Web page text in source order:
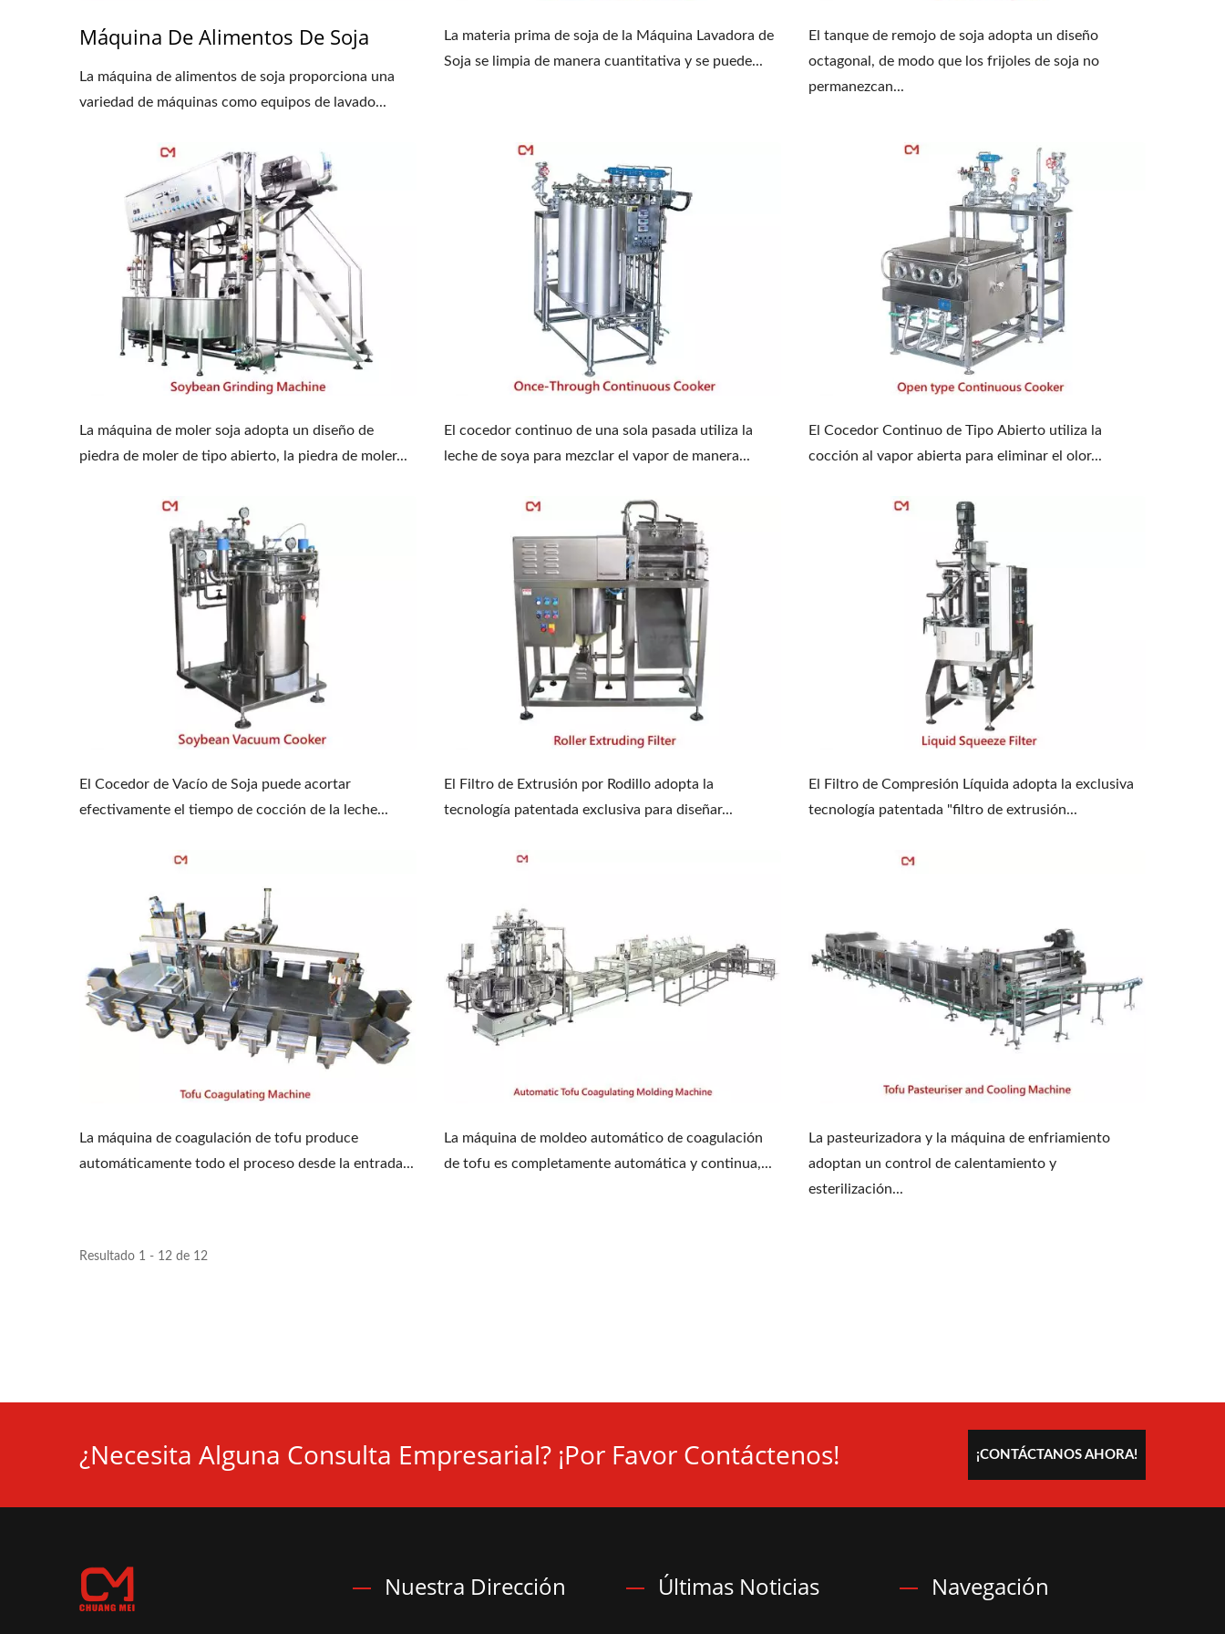
Máquina De Alimentos De Soja
La máquina de alimentos de soja proporciona una
variedad de máquinas como equipos de lavado...
La materia prima de soja de la Máquina Lavadora de
Soja se limpia de manera cuantitativa y se puede...
El tanque de remojo de soja adopta un diseño
octagonal, de modo que los frijoles de soja no
permanezcan...
La máquina de moler soja adopta un diseño de
piedra de moler de tipo abierto, la piedra de moler...
El cocedor continuo de una sola pasada utiliza la
leche de soya para mezclar el vapor de manera...
El Cocedor Continuo de Tipo Abierto utiliza la
cocción al vapor abierta para eliminar el olor...
El Cocedor de Vacío de Soja puede acortar
efectivamente el tiempo de cocción de la leche...
El Filtro de Extrusión por Rodillo adopta la
tecnología patentada exclusiva para diseñar...
El Filtro de Compresión Líquida adopta la exclusiva
tecnología patentada "filtro de extrusión...
La máquina de coagulación de tofu produce
automáticamente todo el proceso desde la entrada...
La máquina de moldeo automático de coagulación
de tofu es completamente automática y continua,...
La pasteurizadora y la máquina de enfriamiento
adoptan un control de calentamiento y
esterilización...
Resultado 1 - 12 de 12
¿Necesita Alguna Consulta Empresarial? ¡Por Favor Contáctenos! ¡CONTÁCTANOS AHORA!
Nuestra Dirección Últimas Noticias Navegación